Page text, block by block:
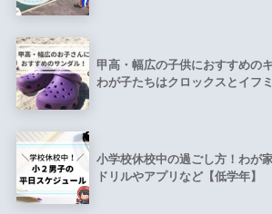
甲高・幅広の子供におすすめの
わが子たちはクロックスとイフ
小学校休校中の過ごし方！わが
ドリルやアプリなど【低学年】